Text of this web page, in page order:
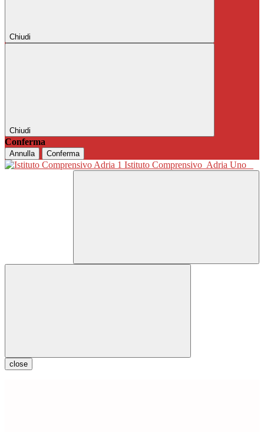
Chiudi
Chiudi
Conferma
Annulla Conferma
Istituto Comprensivo Adria Uno
close